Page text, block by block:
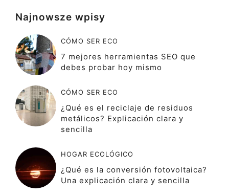
Najnowsze wpisy
CÓMO SER ECO
7 mejores herramientas SEO que
debes probar hoy mismo
CÓMO SER ECO
¿Qué es el reciclaje de residuos
metálicos? Explicación clara y
sencilla
HOGAR ECOLÓGICO
¿Qué es la conversión fotovoltaica?
Una explicación clara y sencilla